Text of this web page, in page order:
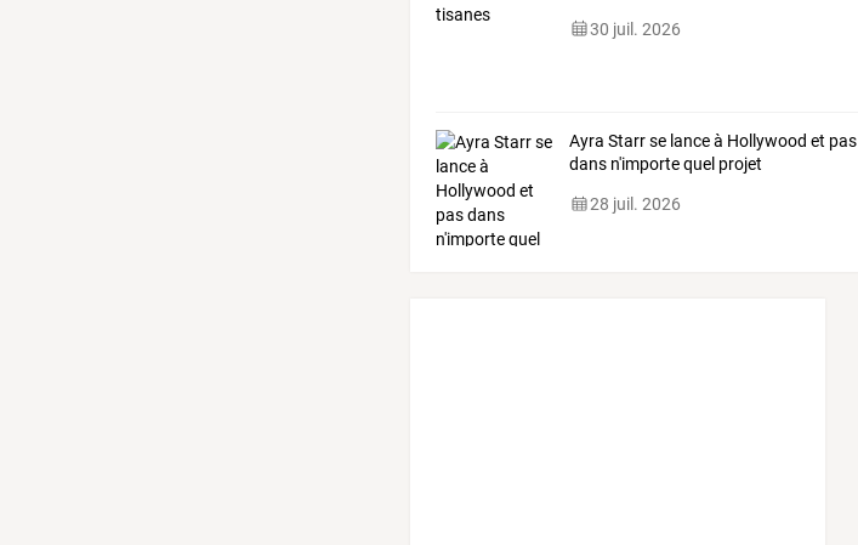
30 juil. 2026
Ayra Starr se lance à Hollywood et pas
dans n'importe quel projet
28 juil. 2026